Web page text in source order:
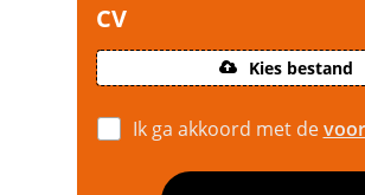
CV
Kies bestand
Ik ga akkoord met de